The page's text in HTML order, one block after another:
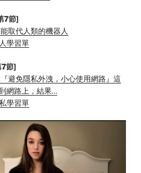
7節]
取代人類的機器人
學習單
節]
避免隱私外洩，小心使用網路』這
網路上，結果…
學習單